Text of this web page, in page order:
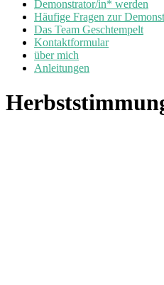
Demonstrator/in* werden
Häufige Fragen zur
Das Team Geschtempelt
Kontaktformular
über mich
Anleitungen